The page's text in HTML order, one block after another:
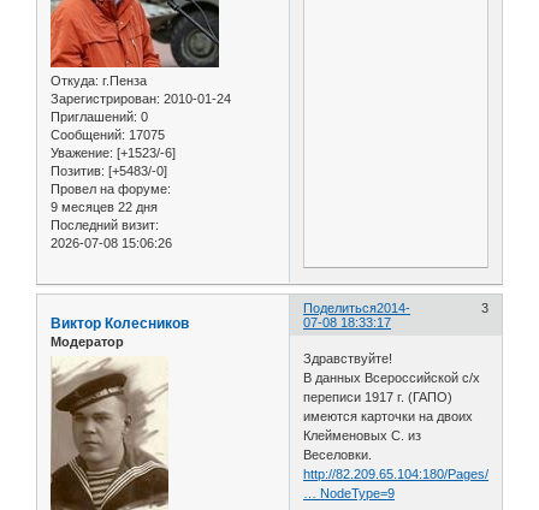
Откуда: г.Пенза
Зарегистрирован: 2010-01-24
Приглашений: 0
Сообщений: 17075
Уважение: [+1523/-6]
Позитив: [+5483/-0]
Провел на форуме:
9 месяцев 22 дня
Последний визит:
2026-07-08 15:06:26
Поделиться 3
2014-
07-08 18:33:17
Виктор Колесников
Модератор
Здравствуйте!
В данных Всероссийской с/х
переписи 1917 г. (ГАПО)
имеются карточки на двоих
Клейменовых С. из
Веселовки.
http://82.209.65.104:180/Pages/
… NodeType=9